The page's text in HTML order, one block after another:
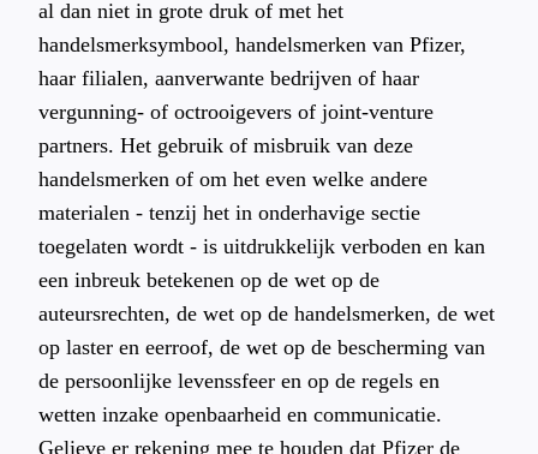
al dan niet in grote druk of met het
handelsmerksymbool, handelsmerken van Pfizer,
haar filialen, aanverwante bedrijven of haar
vergunning- of octrooigevers of joint-venture
partners. Het gebruik of misbruik van deze
handelsmerken of om het even welke andere
materialen - tenzij het in onderhavige sectie
toegelaten wordt - is uitdrukkelijk verboden en kan
een inbreuk betekenen op de wet op de
auteursrechten, de wet op de handelsmerken, de wet
op laster en eerroof, de wet op de bescherming van
de persoonlijke levenssfeer en op de regels en
wetten inzake openbaarheid en communicatie.
Gelieve er rekening mee te houden dat Pfizer de